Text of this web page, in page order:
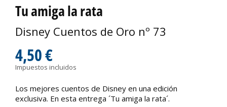
Tu amiga la rata
Disney Cuentos de Oro nº 73
4,50 €
Impuestos incluidos
Los mejores cuentos de Disney en una edición
exclusiva. En esta entrega ´Tu amiga la rata´.